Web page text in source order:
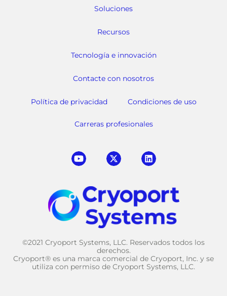
Soluciones
Recursos
Tecnología e innovación
Contacte con nosotros
Política de privacidad Condiciones de uso
Carreras profesionales
©2021 Cryoport Systems, LLC. Reservados todos los
derechos.
Cryoport® es una marca comercial de Cryoport, Inc. y se
utiliza con permiso de Cryoport Systems, LLC.